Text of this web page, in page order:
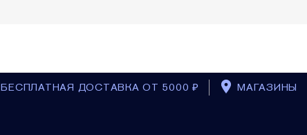
БЕСПЛАТНАЯ ДОСТАВКА ОТ 5000 ₽ МАГАЗИНЫ